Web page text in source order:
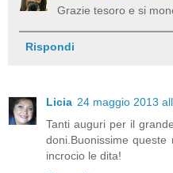
Grazie tesoro e si
Rispondi
Licia 24 maggio 2013
Tanti auguri per il
doni.Buonissime
incrocio le dita!